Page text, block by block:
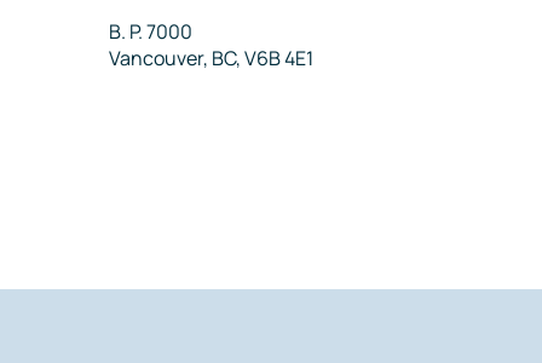
Adresse
B. P. 7000
Vancouver, BC, V6B 4E1